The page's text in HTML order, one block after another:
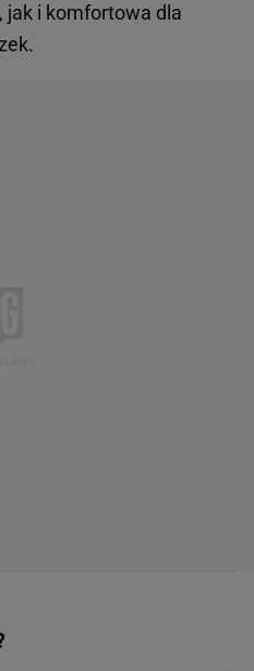
jak i komfortowa dla